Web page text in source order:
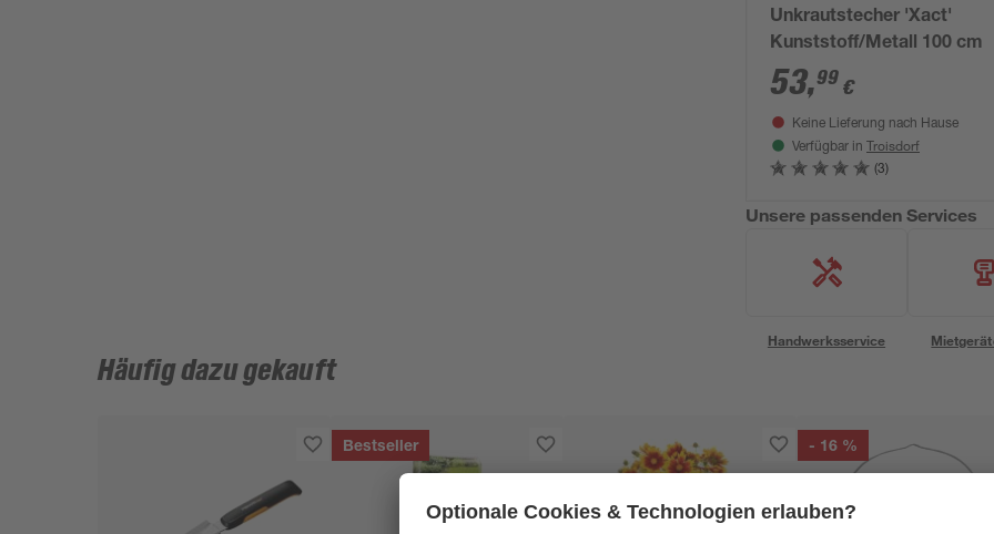
Unkrautstecher 'Xact'
Kunststoff/Metall 100 cm
53,99 €
Keine Lieferung nach Hause
Verfügbar in Troisdorf
(3)
Unsere passenden Services
Handwerksservice
Häufig dazu gekauft
Bestseller - 16 %